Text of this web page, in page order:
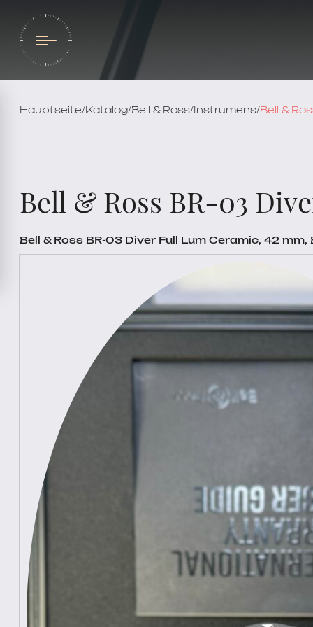
Hauptseite/ Katalog/Bell & Ross/ Instrumens/Bell &
Bell & Ross BR-03
Bell & Ross BR-03 Diver Full Lum Ceramic, 42 mm,